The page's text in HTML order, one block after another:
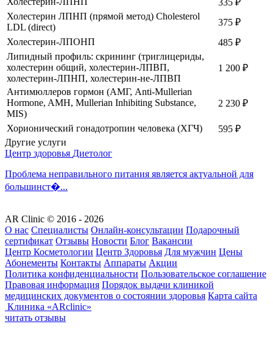
Холестерин ЛПНП (прямой метод) Cholesterol
LDL (direct)
375 ₽
Холестерин-ЛПОНП
485 ₽
Липидный профиль: скрининг (триглицериды,
холестерин общий, холестерин-ЛПВП,
холестерин-ЛПНП, холестерин-не-ЛПВП
1 200 ₽
Антимюллеров гормон (АМГ, Anti-Mullerian
Hormone, AMH, Mullerian Inhibiting Substance,
MIS)
2 230 ₽
Хорионический гонадотропин человека (ХГЧ) 595 ₽
Другие услуги
Центр здоровья Диетолог
Проблема неправильного питания является актуальной для
большинст�...
AR Clinic © 2016 - 2026
О нас Специалисты Онлайн-консультации Подарочный
сертификат Отзывы Новости Блог Вакансии
Центр Косметологии Центр Здоровья Для мужчин Цены
Абонементы Контакты Аппараты Акции
Политика конфиденциальности Пользовательское соглашение
Правовая информация Порядок выдачи клиникой
медицинских документов о состоянии здоровья Карта сайта
Клиника «ARclinic»
читать отзывы